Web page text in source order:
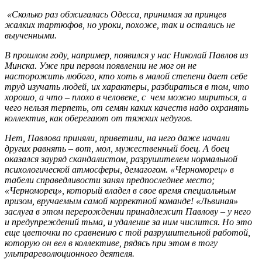
«Сколько раз обжигалась Одесса, принимая за принцев
жалких тартюфов, но уроки, похоже, так и остались не
выученными.
В прошлом году, например, появился у нас Николай Павлов из
Минска. Уже при первом появлении не мог он не
насторожить любого, кто хоть в малой степени дает себе
труд изучать людей, их характеры, разбираться в том, что
хорошо, а что – плохо в человеке, с чем можно мириться, а
чего нельзя терпеть, от семян каких качеств надо охранять
коллектив, как оберегают от тяжких недугов.
Нет, Павлова приняли, приветили, на него даже начали
других равнять – вот, мол, мужественный боец. А боец
оказался зауряд скандалистом, разрушителем нормальной
психологической атмосферы, демагогом. «Черноморец» в
табели справедливости занял предпоследнее место;
«Черноморец», который владел в свое время специальным
призом, вручаемым самой корректной команде! «Львиная»
заслуга в этом перерождении принадлежит Павлову – у него
и предупреждений тьма, и удаление за ним числится. Но это
еще цветочки по сравнению с той разрушительной работой,
которую он вел в коллективе, рядясь при этом в тогу
ультрареволюционного деятеля.